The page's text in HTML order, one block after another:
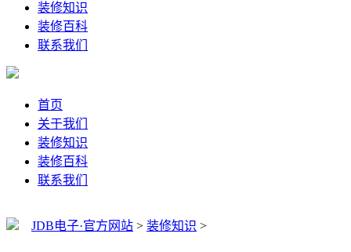
装修知识
装修百科
联系我们
首页
关于我们
装修知识
装修百科
联系我们
JDB电子·官方网站 > 装修知识 >